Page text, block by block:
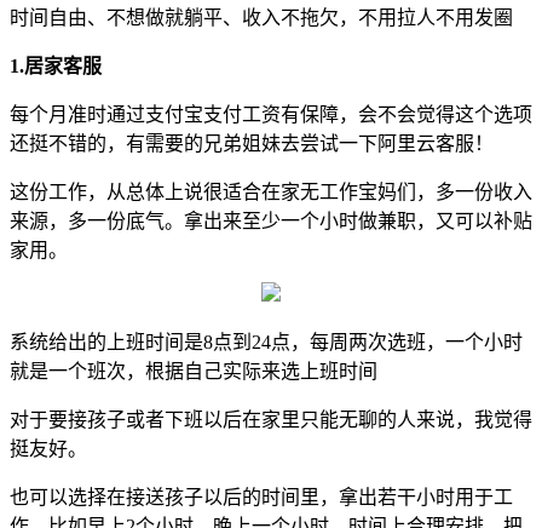
时间自由、不想做就躺平、收入不拖欠，不用拉人不用发圈
1.居家客服
每个月准时通过支付宝支付工资有保障，会不会觉得这个选项
还挺不错的，有需要的兄弟姐妹去尝试一下阿里云客服！
这份工作，从总体上说很适合在家无工作宝妈们，多一份收入
来源，多一份底气。拿出来至少一个小时做兼职，又可以补贴
家用。
系统给出的上班时间是8点到24点，每周两次选班，一个小时
就是一个班次，根据自己实际来选上班时间
对于要接孩子或者下班以后在家里只能无聊的人来说，我觉得
挺友好。
也可以选择在接送孩子以后的时间里，拿出若干小时用于工